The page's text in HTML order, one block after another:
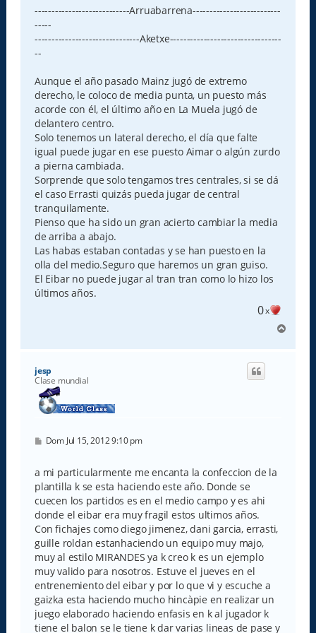
----------------------------Arruabarrena--------------------------
-----
-------------------------------Aketxe---------------------------------
--
Aunque el año pasado Mainz jugó de extremo
derecho, le coloco de media punta, un puesto más
acorde con él, el último año en La Muela jugó de
delantero centro.
Solo tenemos un lateral derecho, el día que falte
igual puede jugar en ese puesto Aimar o algún zurdo
a pierna cambiada.
Sorprende que solo tengamos tres centrales, si se dá
el caso Errasti quizás pueda jugar de central
tranquilamente.
Pienso que ha sido un gran acierto cambiar la media
de arriba a abajo.
Las habas estaban contadas y se han puesto en la
olla del medio.Seguro que haremos un gran guiso.
El Eibar no puede jugar al tran tran como lo hizo los
últimos años.
0x
r
jesp
Clase mundial
M
s
a
j
e
Dom Jul 15, 2012 9:10 pm
a mi particularmente me encanta la confeccion de la
plantilla k se esta haciendo este año. Donde se
cuecen los partidos es en el medio campo y es ahi
donde el eibar era muy fragil estos ultimos años.
Con fichajes como diego jimenez, dani garcia, errasti,
guille roldan estanhaciendo un equipo muy majo,
muy al estilo MIRANDES ya k creo k es un ejemplo
muy valido para nosotros. Estuve el jueves en el
entrenemiento del eibar y por lo que vi y escuche a
gaizka esta haciendo mucho hincàpie en realizar un
juego elaborado haciendo enfasis en k al jugador k
tiene el balon se le tiene k dar varias lineas de pase y